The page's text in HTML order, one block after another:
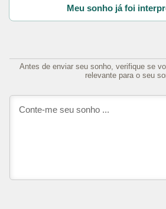
Meu sonho já foi
Antes de enviar seu sonho, verifique se
relevante para o seu